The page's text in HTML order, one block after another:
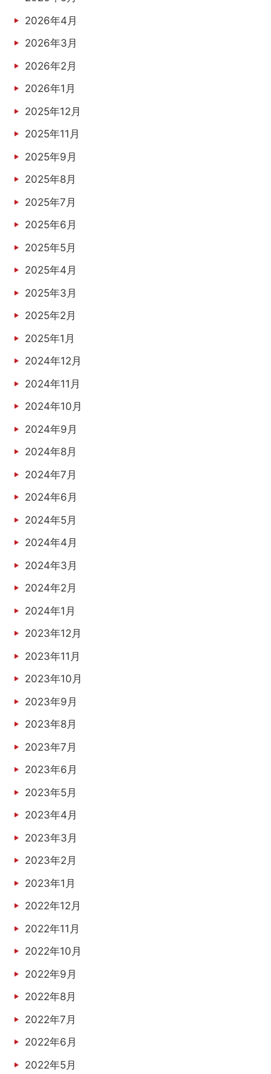
2026年4月
2026年3月
2026年2月
2026年1月
2025年12月
2025年11月
2025年9月
2025年8月
2025年7月
2025年6月
2025年5月
2025年4月
2025年3月
2025年2月
2025年1月
2024年12月
2024年11月
2024年10月
2024年9月
2024年8月
2024年7月
2024年6月
2024年5月
2024年4月
2024年3月
2024年2月
2024年1月
2023年12月
2023年11月
2023年10月
2023年9月
2023年8月
2023年7月
2023年6月
2023年5月
2023年4月
2023年3月
2023年2月
2023年1月
2022年12月
2022年11月
2022年10月
2022年9月
2022年8月
2022年7月
2022年6月
2022年5月